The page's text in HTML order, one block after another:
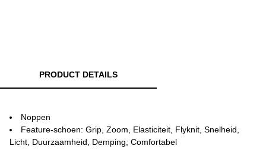
PRODUCT DETAILS
Noppen
Feature-schoen: Grip, Zoom, Elasticiteit, Flyknit, Snelheid,
Licht, Duurzaamheid, Demping, Comfortabel